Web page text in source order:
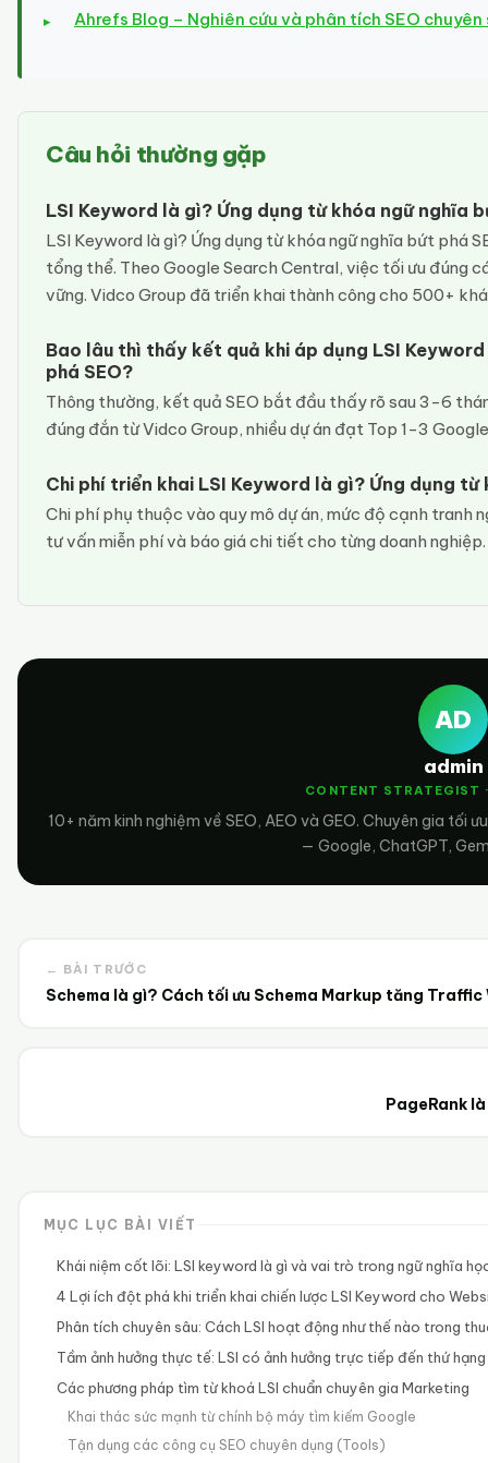
Ahrefs Blog – Nghiên cứu và phân tích SEO chuyên
Câu hỏi thường gặp
LSI Keyword là gì? Ứng dụng từ khóa ngữ nghĩa
LSI Keyword là gì? Ứng dụng từ khóa ngữ nghĩa bứt phá
tổng thể. Theo Google Search Central, việc tối ưu đúng
vững. Vidco Group đã triển khai thành công cho 500+
Bao lâu thì thấy kết quả khi áp dụng LSI
phá SEO?
Thông thường, kết quả SEO bắt đầu thấy rõ sau 3-6
đúng đắn từ Vidco Group, nhiều dự án đạt Top 1-3
Chi phí triển khai LSI Keyword là gì? Ứng dụng
Chi phí phụ thuộc vào quy mô dự án, mức độ cạnh tranh
tư vấn miễn phí và báo giá chi tiết cho từng doanh
AD
admin
CONTENT STRATEGIST
10+ năm kinh nghiệm về SEO, AEO và GEO. Chuyên gia
— Google, ChatGPT,
← BÀI TRƯỚC
Schema là gì? Cách tối ưu Schema Markup tăng Traffic
PageRank
MỤC LỤC BÀI VIẾT
Khái niệm cốt lõi: LSI keyword là gì và vai trò trong ngữ nghĩa
4 Lợi ích đột phá khi triển khai chiến lược LSI Keyword cho
Phân tích chuyên sâu: Cách LSI hoạt động như thế nào trong
Tầm ảnh hưởng thực tế: LSI có ảnh hưởng trực tiếp đến thứ
Các phương pháp tìm từ khoá LSI chuẩn chuyên gia Marketing
Khai thác sức mạnh từ chính bộ máy tìm kiếm Google
Tận dụng các công cụ SEO chuyên dụng (Tools)